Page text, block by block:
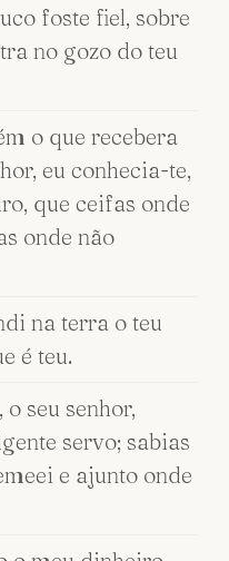
foste fiel, sobre
no gozo do teu
o que recebera
eu conhecia-te,
que ceifas onde
onde não
na terra o teu
é teu.
seu senhor,
servo; sabias
e ajunto onde